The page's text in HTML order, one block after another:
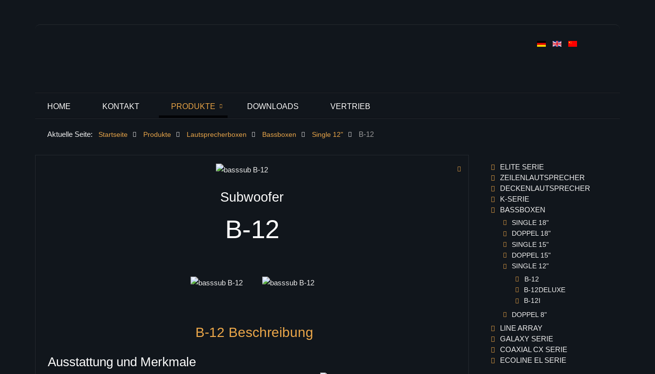
HOME KONTAKT PRODUKTE DOWNLOADS VERTRIEB
Aktuelle Seite: Startseite Produkte Lautsprecherboxen Bassboxen Single 12" B-12
Subwoofer
B-12
B-12 Beschreibung
Ausstattung und Merkmale
ELITE SERIE
ZEILENLAUTSPRECHER
DECKENLAUTSPRECHER
K-SERIE
BASSBOXEN
SINGLE 18"
DOPPEL 18"
SINGLE 15"
DOPPEL 15"
SINGLE 12"
B-12
B-12DELUXE
B-12I
DOPPEL 8"
LINE ARRAY
GALAXY SERIE
COAXIAL CX SERIE
ECOLINE EL SERIE